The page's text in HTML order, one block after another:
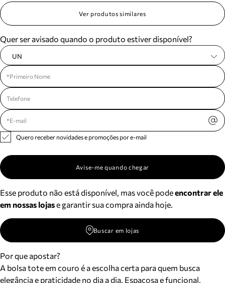
Ver produtos similares
Quer ser avisado quando o produto estiver disponível?
UN
Quero receber novidades e promoções por e-mail
Avise-me quando chegar
Esse produto não está disponível, mas você podeencontrar ele
em nossas lojase garantir sua compra ainda hoje.
Buscar em lojas
Por que apostar?
A bolsa tote em couro é a escolha certa para quem busca
elegância e praticidade no dia a dia. Espaçosa e funcional,